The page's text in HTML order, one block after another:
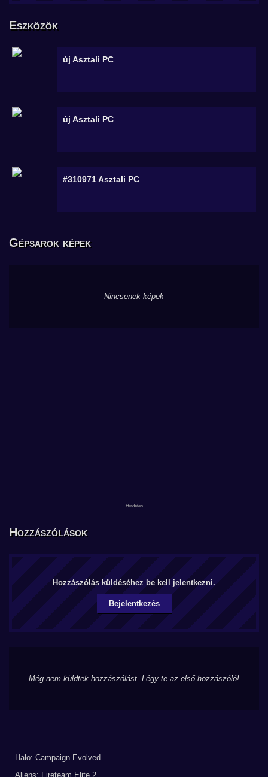
Eszközök
új Asztali PC
új Asztali PC
#310971Asztali PC
Gépsarok képek
Nincsenek képek
Hozzászólások
Hozzászólás küldéséhez be kell jelentkezni.
Bejelentkezés
Még nem küldtek hozzászólást. Légy te az első hozzászóló!
Halo: Campaign Evolved
Aliens: Fireteam Elite 2